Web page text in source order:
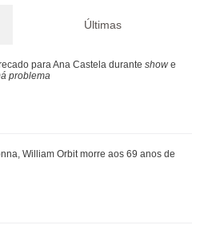
Nasser se casam e compartilham
mais lindo que a...
de Marcelo Sangalo, filho de
Cady
Últimas
para Ana Castela durante show e
problema
William Orbit morre aos 69 anos de